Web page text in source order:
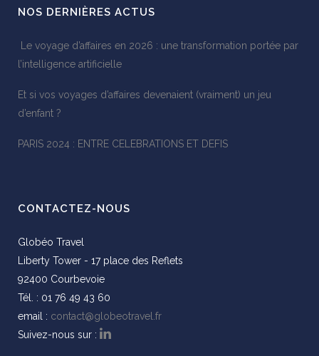
NOS DERNIÈRES ACTUS
Le voyage d’affaires en 2026 : une transformation portée par
l’intelligence artificielle
Et si vos voyages d’affaires devenaient (vraiment) un jeu
d’enfant ?
PARIS 2024 : ENTRE CELEBRATIONS ET DEFIS
CONTACTEZ-NOUS
Globéo Travel
Liberty Tower - 17 place des Reflets
92400 Courbevoie
Tél. : 01 76 49 43 60
email : contact@globeotravel.fr
Suivez-nous sur :